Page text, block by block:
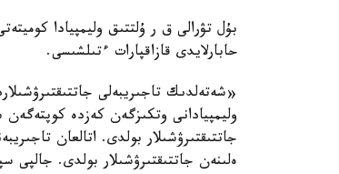
بۇل تۋرالى ق ر ۇلتتىق وليمپيادا
حابارلايدى قازاقپارات ءتىلشىسى.
وليمپيادانى وتكىزگەن كەزدە كوپتەگەن
جاتتىقتىرۋشىلار بولدى. اتالعان
ەلىنەن جاتتىقتىرۋشىلار بولدى. جالپى